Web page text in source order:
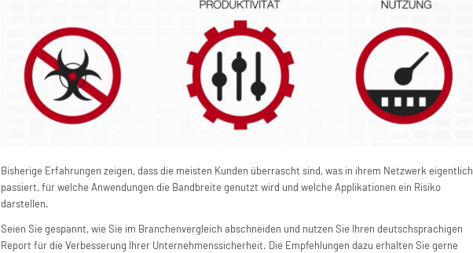
Bisherige Erfahrungen zeigen, dass die meisten Kunden überrascht sind, was in ihrem Netzwerk eigentlich
passiert, für welche Anwendungen die Bandbreite genutzt wird und welche Applikationen ein Risiko
darstellen.
Seien Sie gespannt, wie Sie im Branchenvergleich abschneiden und nutzen Sie Ihren deutschsprachigen
Report für die Verbesserung Ihrer Unternehmenssicherheit. Die Empfehlungen dazu erhalten Sie gerne